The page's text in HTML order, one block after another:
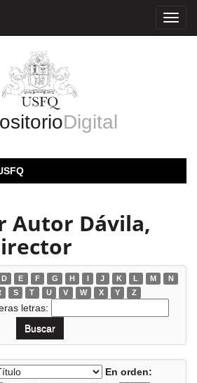
Digital
Autor Dávila,
D E F G H I J K L M
N
S T U V W X Y Z
letras:
En orden: